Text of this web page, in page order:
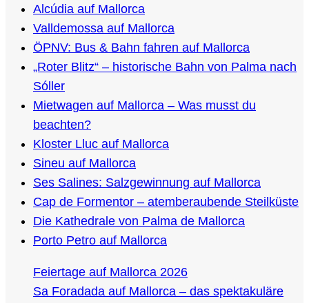
Alcúdia auf Mallorca
Valldemossa auf Mallorca
ÖPNV: Bus & Bahn fahren auf Mallorca
„Roter Blitz“ – historische Bahn von Palma nach
Sóller
Mietwagen auf Mallorca – Was musst du
beachten?
Kloster Lluc auf Mallorca
Sineu auf Mallorca
Ses Salines: Salzgewinnung auf Mallorca
Cap de Formentor – atemberaubende Steilküste
Die Kathedrale von Palma de Mallorca
Porto Petro auf Mallorca
Feiertage auf Mallorca 2026
Sa Foradada auf Mallorca – das spektakuläre